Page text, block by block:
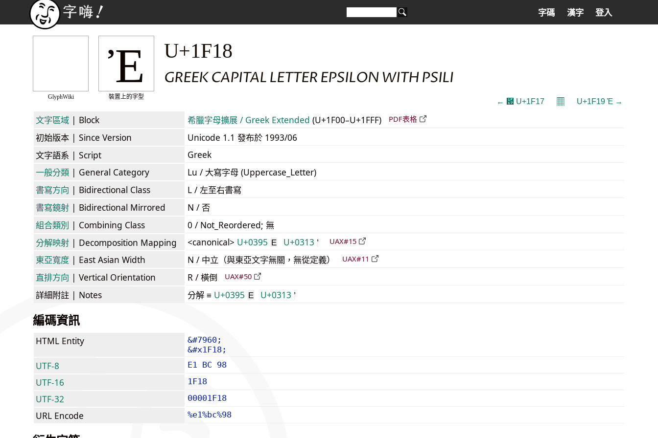
字碼 漢字 登入
GlyphWiki
Ἐ
裝置上的字型
U+1F18
GREEK CAPITAL LETTER EPSILON WITH PSILI
← ἗ U+1F17 𝄜 U+1F19 Ἑ →
文字區域 | Block 希臘字母擴展 / Greek Extended (U+1F00–U+1FFF) PDF表格
初始版本 | Since Version
Unicode 1.1 發布於 1993/06
文字語系 | Script
Greek
一般分類 | General Category
Lu / 大寫字母 (Uppercase_Letter)
書寫方向 | Bidirectional Class
L / 左至右書寫
書寫鏡射 | Bidirectional Mirrored
N / 否
組合類別 | Combining Class
0 / Not_Reordered; 無
分解映射 | Decomposition Mapping <canonical> U+0395 Ε U+0313 UAX#15
東亞寬度 | East Asian Width N / 中立（與東亞文字無關，無從定義） UAX#11
直排方向 | Vertical Orientation R / 橫倒 UAX#50
詳細附註 | Notes 分解 ≡ U+0395 Ε U+0313
編碼資訊
HTML Entity
&#7960;
&#x1F18;
UTF-8 E1 BC 98
UTF-16 1F18
UTF-32 00001F18
URL Encode %e1%bc%98